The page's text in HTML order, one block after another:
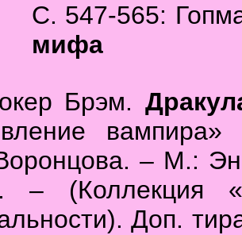
С. 547-565:
мифа
Брэм.
– М.:
– (Коллекция
Доп.